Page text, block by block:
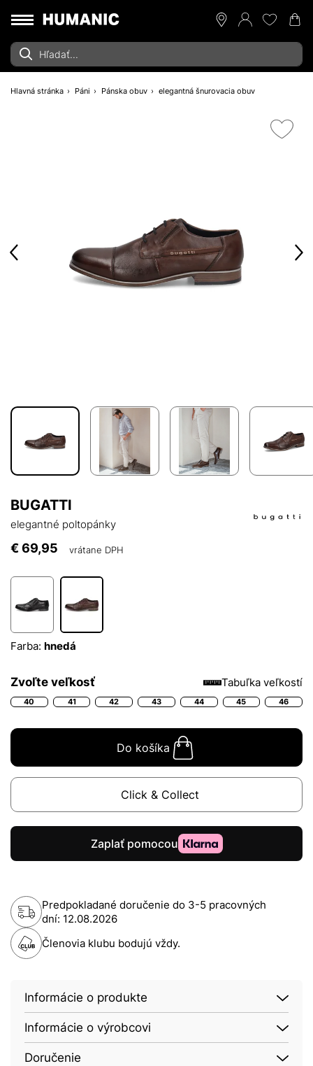
Hlavná stránka Páni Pánska obuv elegantná šnurovacia obuv
BUGATTI
elegantné poltopánky
€ 69,95 vrátane DPH
Farba: hnedá
Zvoľte veľkosť Tabuľka veľkostí
40 41 42 43 44 45 46
Do košíka
Click & Collect
Predpokladané doručenie do 3-5 pracovných
dní: 12.08.2026
Členovia klubu bodujú vždy.
Informácie o produkte
Informácie o výrobcovi
Doručenie